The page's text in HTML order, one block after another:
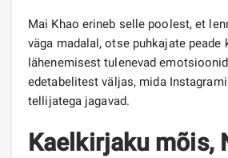
Mai Khao erineb selle poolest, et
väga madalal, otse puhkajate peade
lähenemisest tulenevad
edetabelitest väljas, mida
tellijatega jagavad.
Kaelkirjaku mõis,